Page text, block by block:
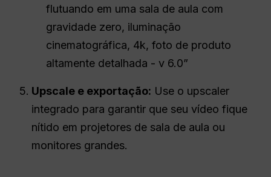
flutuando em uma sala de aula com
gravidade zero, iluminação
cinematográfica, 4k, foto de produto
altamente detalhada - v 6.0”
Upscale e exportação: Use o upscaler
integrado para garantir que seu vídeo fique
nítido em projetores de sala de aula ou
monitores grandes.